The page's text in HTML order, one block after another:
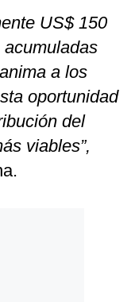
US$ 150
a los
oportunidad
del
viables”,